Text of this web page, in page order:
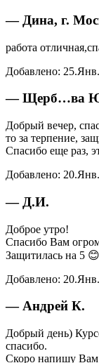
— Дина, г.
работа
Добавлено:
— Щерб…ва
Добрый вечер,
то за терпение,
Спасибо еще раз,
Добавлено:
— Д.И.
Доброе утро!
Спасибо Вам
Защитилась на 5 😊
Добавлено:
— Андрей К.
Добрый день)
спасибо.
Скоро напишу Вам